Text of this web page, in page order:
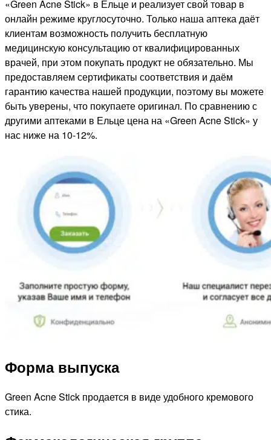
«Green Acne Stick» в Ельце и реализует свой товар в
онлайн режиме круглосуточно. Только наша аптека даёт
клиентам возможность получить бесплатную
медицинскую консультацию от квалифицированных
врачей, при этом покупать продукт не обязательно. Мы
предоставляем сертификаты соответствия и даём
гарантию качества нашей продукции, поэтому вы можете
быть уверены, что покупаете оригинал. По сравнению с
другими аптеками в Ельце цена на «Green Acne Stick» у
нас ниже на 10-12%.
Форма выпуска
Green Acne Stick продается в виде удобного кремового
стика.